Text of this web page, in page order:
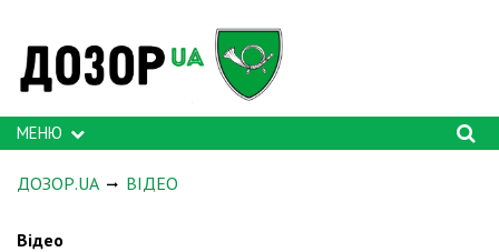
МЕНЮ
ДОЗОР.UA ВІДЕО
Відео